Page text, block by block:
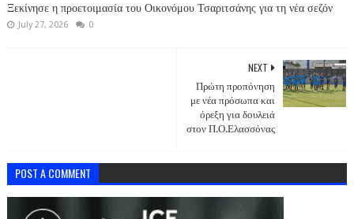
Ξεκίνησε η προετοιμασία του Οικονόμου Τσαριτσάνης για τη νέα σεζόν
July 27, 2026 0
NEXT
Πρώτη προπόνηση
με νέα πρόσωπα και
όρεξη για δουλειά
στον Π.Ο.Ελασσόνας
POST A COMMENT